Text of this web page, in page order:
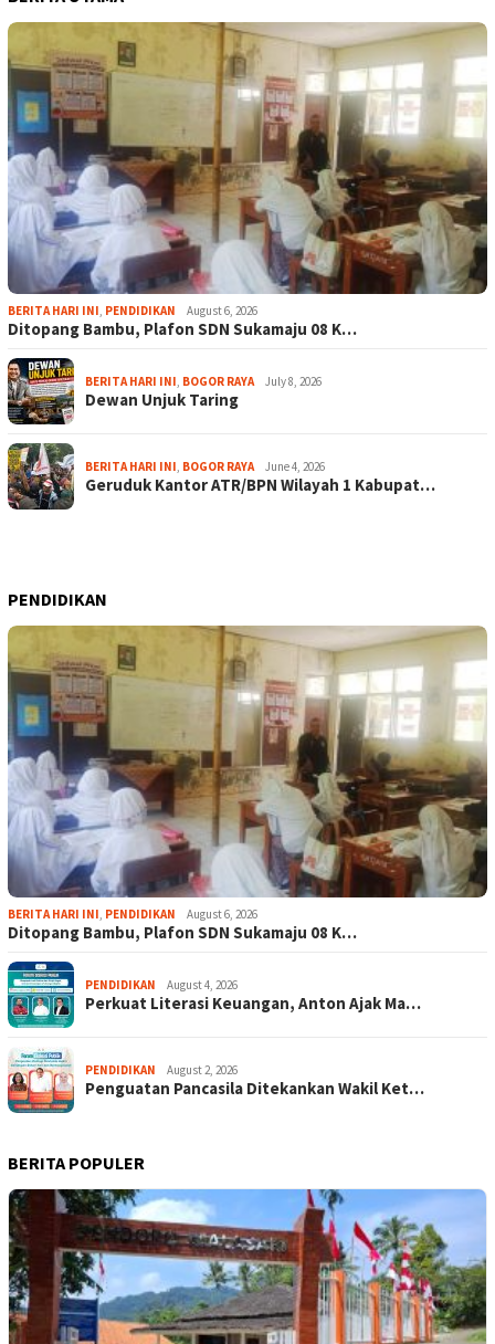
BERITA HARI INI, PENDIDIKAN August 6, 2026
Ditopang Bambu, Plafon SDN Sukamaju 08 K…
BERITA HARI INI, BOGOR RAYA July 8, 2026
Dewan Unjuk Taring
BERITA HARI INI, BOGOR RAYA June 4, 2026
Geruduk Kantor ATR/BPN Wilayah 1 Kabupat…
PENDIDIKAN
BERITA HARI INI, PENDIDIKAN August 6, 2026
Ditopang Bambu, Plafon SDN Sukamaju 08 K…
PENDIDIKAN August 4, 2026
Perkuat Literasi Keuangan, Anton Ajak Ma…
PENDIDIKAN August 2, 2026
Penguatan Pancasila Ditekankan Wakil Ket…
BERITA POPULER